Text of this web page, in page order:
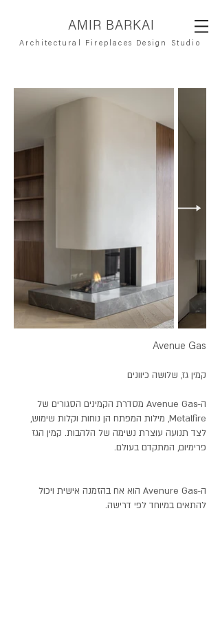
AMIR BARKAI
Architectural Fireplaces Design Studio
Avenue Gas
קמין גז, שלושה כיוונים
ה-A
venue Gas מסדרת הקמינים הסגורים של
Metalfire, מילות המפתח הן נוחות וקלות שימוש,
לצד תנועה עוצרת נשימה של הלהבות. קמין הגז
פרימיום, המתקדם בעולם.
ה-Avenure Gas הוא אח בהזמנה אישית ויכול
להתאים במיוחד לפי דרישה.